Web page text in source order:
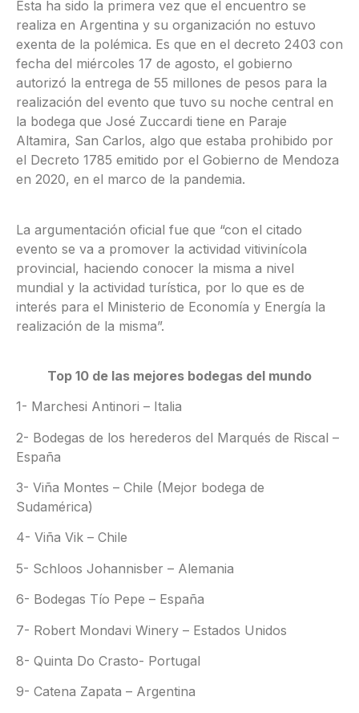
Esta ha sido la primera vez que el encuentro se
realiza en Argentina y su organización no estuvo
exenta de la polémica. Es que en el decreto 2403 con
fecha del miércoles 17 de agosto, el gobierno
autorizó la entrega de 55 millones de pesos para la
realización del evento que tuvo su noche central en
la bodega que José Zuccardi tiene en Paraje
Altamira, San Carlos, algo que estaba prohibido por
el Decreto 1785 emitido por el Gobierno de Mendoza
en 2020, en el marco de la pandemia.
La argumentación oficial fue que “con el citado
evento se va a promover la actividad vitivinícola
provincial, haciendo conocer la misma a nivel
mundial y la actividad turística, por lo que es de
interés para el Ministerio de Economía y Energía la
realización de la misma”.
Top 10 de las mejores bodegas del mundo
1- Marchesi Antinori – Italia
2- Bodegas de los herederos del Marqués de Riscal –
España
3- Viña Montes – Chile (Mejor bodega de
Sudamérica)
4- Viña Vik – Chile
5- Schloos Johannisber – Alemania
6- Bodegas Tío Pepe – España
7- Robert Mondavi Winery – Estados Unidos
8- Quinta Do Crasto- Portugal
9- Catena Zapata – Argentina